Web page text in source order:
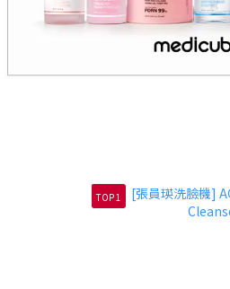
TOP 1